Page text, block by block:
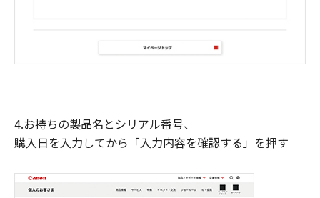
4.お持ちの製品名とシリアル番号、
購入日を入力してから「入力内容を確認する」を押す